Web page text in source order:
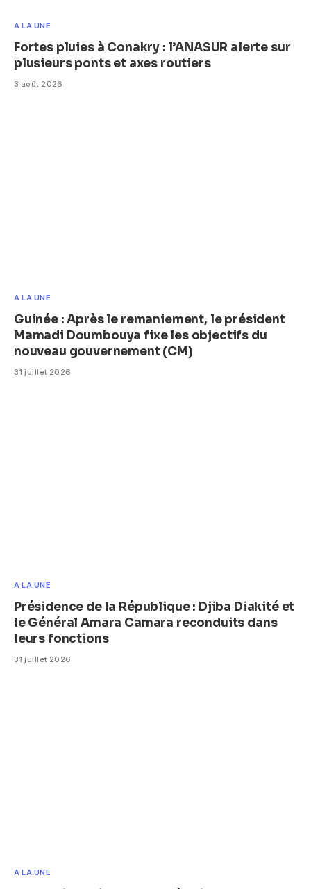
A LA UNE
Fortes pluies à Conakry : l’ANASUR alerte sur
plusieurs ponts et axes routiers
3 août 2026
A LA UNE
Guinée : Après le remaniement, le président
Mamadi Doumbouya fixe les objectifs du
nouveau gouvernement (CM)
31 juillet 2026
A LA UNE
Présidence de la République : Djiba Diakité et
le Général Amara Camara reconduits dans
leurs fonctions
31 juillet 2026
A LA UNE